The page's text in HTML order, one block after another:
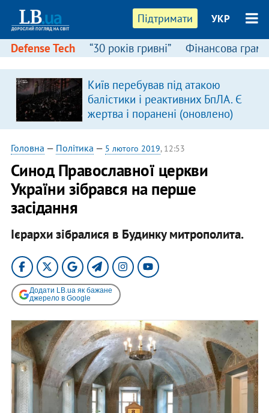
Підтримати УКР
Defense Tech “30 років гривні” Фінансова
Київ перебував під атакою
балістики і реактивних БпЛА. Є
жертва і поранені (оновлено)
Головна — Політика — 5 лютого 2019, 12:53
Синод Православної церкви
України зібрався на перше
засідання
Ієрархи зібралися в Будинку митрополита.
Додати LB.ua як бажане
джерело в Google